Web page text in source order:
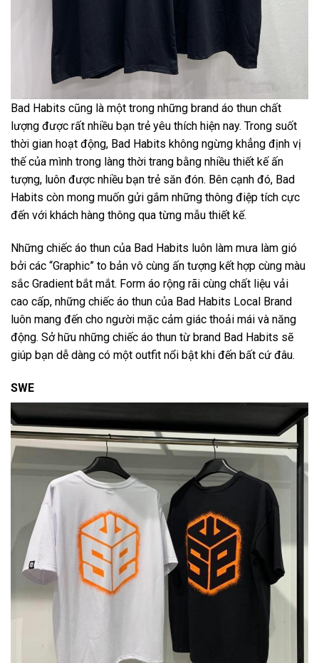
Bad Habits cũng là một trong những brand áo thun chất
lượng được rất nhiều bạn trẻ yêu thích hiện nay. Trong suốt
thời gian hoạt động, Bad Habits không ngừng khẳng định vị
thế của mình trong làng thời trang bằng nhiều thiết kế ấn
tượng, luôn được nhiều bạn trẻ săn đón. Bên cạnh đó, Bad
Habits còn mong muốn gửi gắm những thông điệp tích cực
đến với khách hàng thông qua từng mẫu thiết kế.
Những chiếc áo thun của Bad Habits luôn làm mưa làm gió
bởi các “Graphic” to bản vô cùng ấn tượng kết hợp cùng màu
sắc Gradient bắt mắt. Form áo rộng rãi cùng chất liệu vải
cao cấp, những chiếc áo thun của Bad Habits Local Brand
luôn mang đến cho người mặc cảm giác thoải mái và năng
động. Sở hữu những chiếc áo thun từ brand Bad Habits sẽ
giúp bạn dễ dàng có một outfit nổi bật khi đến bất cứ đâu.
SWE